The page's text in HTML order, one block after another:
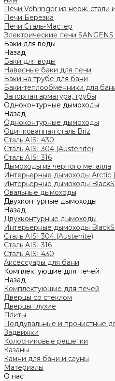
Печи Vöhringer из нерж. стали
Печи Берёзка
Печи Сталь-Мастер
Электрические печи
Баки для воды
Назад
Баки для воды
Навесные баки для печи
Баки на трубе для бани
Баки-теплообменники для
Запорная арматура, трубы
Одноконтурные дымоходы
Назад
Одноконтурные дымоходы
Оцинкованная сталь Briz
Сталь AISI 430
Сталь AISI 304 (Austenite)
Сталь AISI 316
Дымоходы из черного металла
Интерьерные дымоходы Arctic
Интерьерные дымоходы
Овальные дымоходы
Двухконтурные дымоходы
Назад
Двухконтурные дымоходы
Интерьерные дымоходы
Сталь AISI 304 (Austenite)
Сталь AISI 316
Сталь AISI 430
Аксессуары для бани
Комплектующие для печей
Назад
Комплектующие для печей
Дверцы со стеклом
Дверцы глухие
Плиты
Поддувальные и прочистные
Задвижки
Колосниковые решетки
Казаны
Камни для бани и сауны
Материалы
О нас